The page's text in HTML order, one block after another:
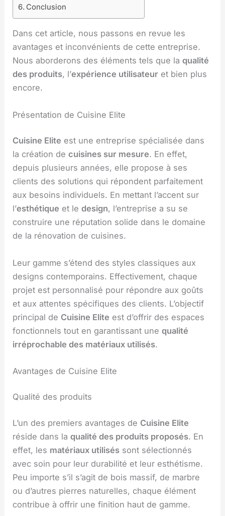
Conclusion
Dans cet article, nous passons en revue les
avantages et inconvénients de cette entreprise.
Nous aborderons des éléments tels que laqualité
des produits, l’expérience utilisateur et bien plus
encore.
Présentation de Cuisine Elite
Cuisine Elite est une entreprise spécialisée dans
la création decuisines sur mesure. En effet,
depuis plusieurs années, elle propose à ses
clients des solutions qui répondent parfaitement
aux besoins individuels. En mettant l’accent sur
l’esthétique et ledesign, l’entreprise a su se
construire une réputation solide dans le domaine
de la rénovation de cuisines.
Leur gamme s’étend des styles classiques aux
designs contemporains. Effectivement, chaque
projet est personnalisé pour répondre aux goûts
et aux attentes spécifiques des clients. L’objectif
principal de Cuisine Elite est d’offrir des espaces
fonctionnels tout en garantissant unequalité
irréprochable des matériaux utilisés.
Avantages de Cuisine Elite
Qualité des produits
L’un des premiers avantages de Cuisine Elite
réside dans laqualité des produits proposés. En
effet, les matériaux utilisés sont sélectionnés
avec soin pour leur durabilité et leur esthétisme.
Peu importe s’il s’agit de bois massif, de marbre
ou d’autres pierres naturelles, chaque élément
contribue à offrir une finition haut de gamme.